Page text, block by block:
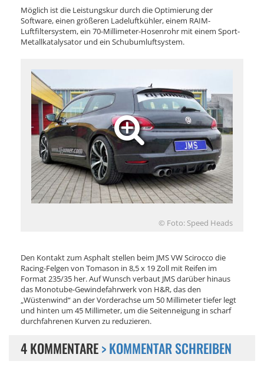
Möglich ist die Leistungskur durch die Optimierung der
Software, einen größeren Ladeluftkühler, einem RAIM-
Luftfiltersystem, ein 70-Millimeter-Hosenrohr mit einem Sport-
Metallkatalysator und ein Schubumluftsystem.
© Foto: Speed Heads
Den Kontakt zum Asphalt stellen beim JMS VW Scirocco die
Racing-Felgen von Tomason in 8,5 x 19 Zoll mit Reifen im
Format 235/35 her. Auf Wunsch verbaut JMS darüber hinaus
das Monotube-Gewindefahrwerk von H&R, das den
„Wüstenwind“ an der Vorderachse um 50 Millimeter tiefer legt
und hinten um 45 Millimeter, um die Seitenneigung in scharf
durchfahrenen Kurven zu reduzieren.
4 KOMMENTARE> KOMMENTAR SCHREIBEN